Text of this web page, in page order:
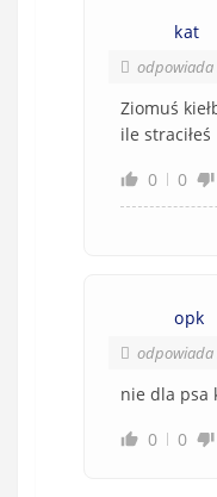
kat
odpowiada
Ziomuś
ile straciłeś
0
0
opk
odpowiada
nie dla psa
0
0